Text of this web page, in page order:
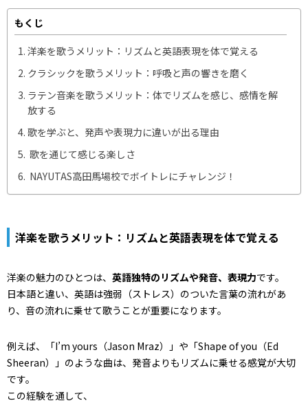
もくじ
洋楽を歌うメリット：リズムと英語表現を体で覚える
クラシックを歌うメリット：呼吸と声の響きを磨く
ラテン音楽を歌うメリット：体でリズムを感じ、感情を解
放する
歌を学ぶと、発声や表現力に違いが出る理由
歌を通じて感じる楽しさ
NAYUTAS高田馬場校でボイトレにチャレンジ！
洋楽を歌うメリット：リズムと英語表現を体で覚える
洋楽の魅力のひとつは、 英語独特のリズムや発音、表現力です。
日本語と違い、英語は強弱（ストレス）のついた言葉の流れがあ
り、音の流れに乗せて歌うことが重要になります。
例えば、「I’m yours（Jason Mraz）」や「Shape of you（Ed
Sheeran）」のような曲は、発音よりもリズムに乗せる感覚が大切
です。
この経験を通して、